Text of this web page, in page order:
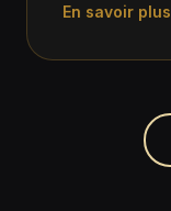
En savoir plus